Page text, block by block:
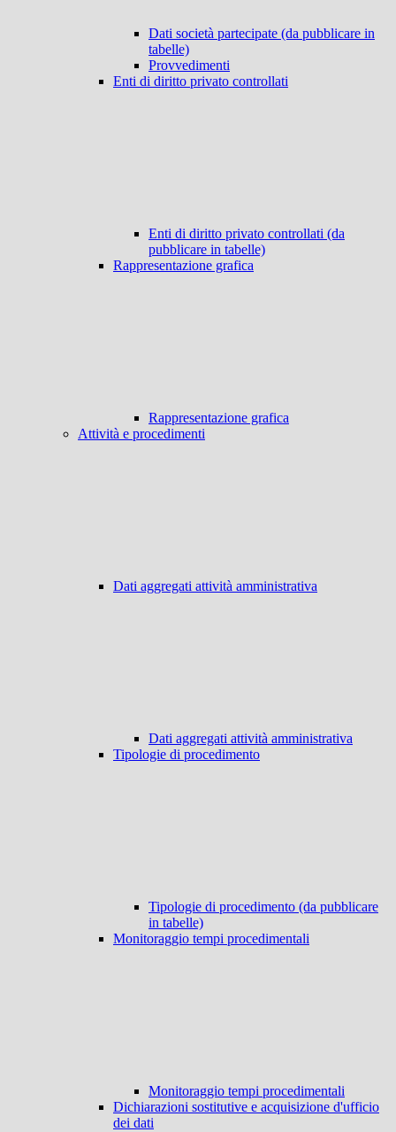
Dati società partecipate (da pubblicare in
tabelle)
Provvedimenti
Enti di diritto privato controllati
Enti di diritto privato controllati (da
pubblicare in tabelle)
Rappresentazione grafica
Rappresentazione grafica
Attività e procedimenti
Dati aggregati attività amministrativa
Dati aggregati attività amministrativa
Tipologie di procedimento
Tipologie di procedimento (da pubblicare
in tabelle)
Monitoraggio tempi procedimentali
Monitoraggio tempi procedimentali
Dichiarazioni sostitutive e acquisizione d'ufficio
dei dati